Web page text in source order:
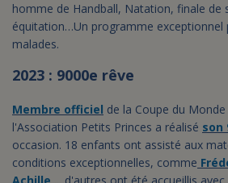
homme de Handball, Natation, finale de
équitation…Un programme exceptionnel
malades.
2023 : 9000e rêve
Membre officiel de la Coupe du
l'Association Petits Princes a réalisé son
occasion. 18 enfants ont assisté aux
conditions exceptionnelles, comme